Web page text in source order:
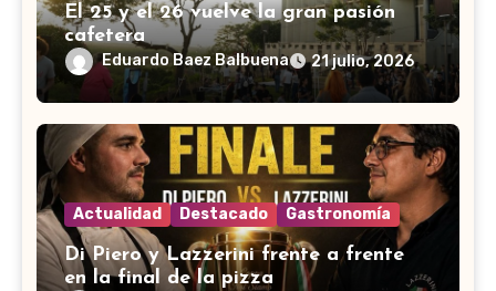
El 25 y el 26 vuelve la gran pasión
cafetera
Eduardo Baez Balbuena 21 julio, 2026
Actualidad Destacado Gastronomía
Di Piero y Lazzerini frente a frente
en la final de la pizza